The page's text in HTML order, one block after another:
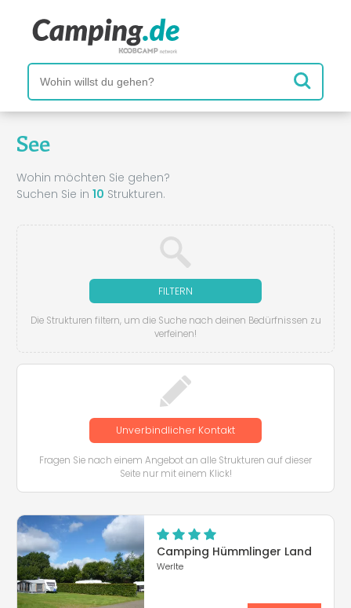
See
Wohin möchten Sie gehen?
Suchen Sie in 10 Strukturen.
FILTERN
Die Strukturen filtern, um die Suche nach deinen Bedürfnissen zu
verfeinen!
Unverbindlicher Kontakt
Fragen Sie nach einem Angebot an alle Strukturen auf dieser
Seite nur mit einem Klick!
Camping Hümmlinger Land
Werlte